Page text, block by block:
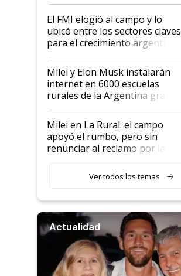
de Milei
El FMI elogió al campo y lo
ubicó entre los sectores claves
para el crecimiento argentino
Milei y Elon Musk instalarán
internet en 6000 escuelas
rurales de la Argentina gracias
a un acuerdo con Starlink
Milei en La Rural: el campo
apoyó el rumbo, pero sin
renunciar al reclamo por las
Ver todos los temas
Actualidad